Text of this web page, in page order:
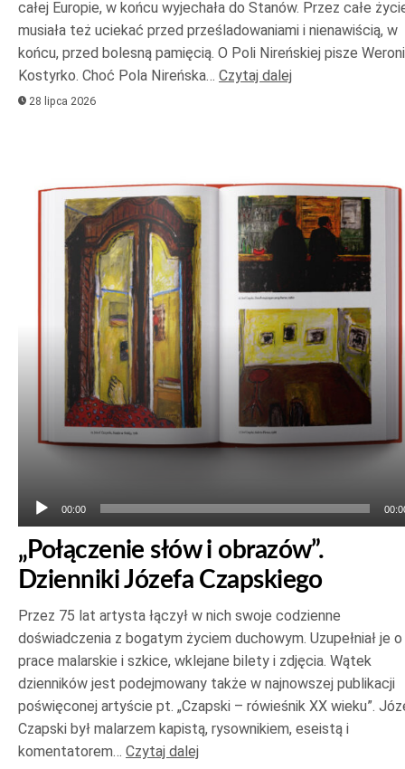
całej Europie, w końcu wyjechała do Stanów. Przez całe
musiała też uciekać przed prześladowaniami i nienawiścią, w
końcu, przed bolesną pamięcią. O Poli Nireńskiej pisze
Kostyrko. Choć Pola Nireńska… Czytaj dalej
28 lipca 2026
dźwiękowych
00:00
„Połączenie słów i obrazów”.
Dzienniki Józefa Czapskiego
Przez 75 lat artysta łączył w nich swoje codzienne
doświadczenia z bogatym życiem duchowym. Uzupełniał je o
prace malarskie i szkice, wklejane bilety i zdjęcia. Wątek
dzienników jest podejmowany także w najnowszej publikacji
poświęconej artyście pt. „Czapski – rówieśnik XX wieku”.
Czapski był malarzem kapistą, rysownikiem, eseistą i
komentatorem… Czytaj dalej